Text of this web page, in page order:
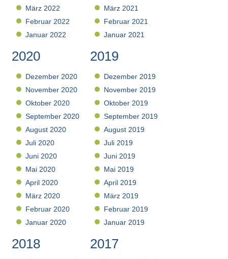
März 2022
Februar 2022
Januar 2022
März 2021
Februar 2021
Januar 2021
2020
Dezember 2020
November 2020
Oktober 2020
September 2020
August 2020
Juli 2020
Juni 2020
Mai 2020
April 2020
März 2020
Februar 2020
Januar 2020
2019
Dezember 2019
November 2019
Oktober 2019
September 2019
August 2019
Juli 2019
Juni 2019
Mai 2019
April 2019
März 2019
Februar 2019
Januar 2019
2018 2017